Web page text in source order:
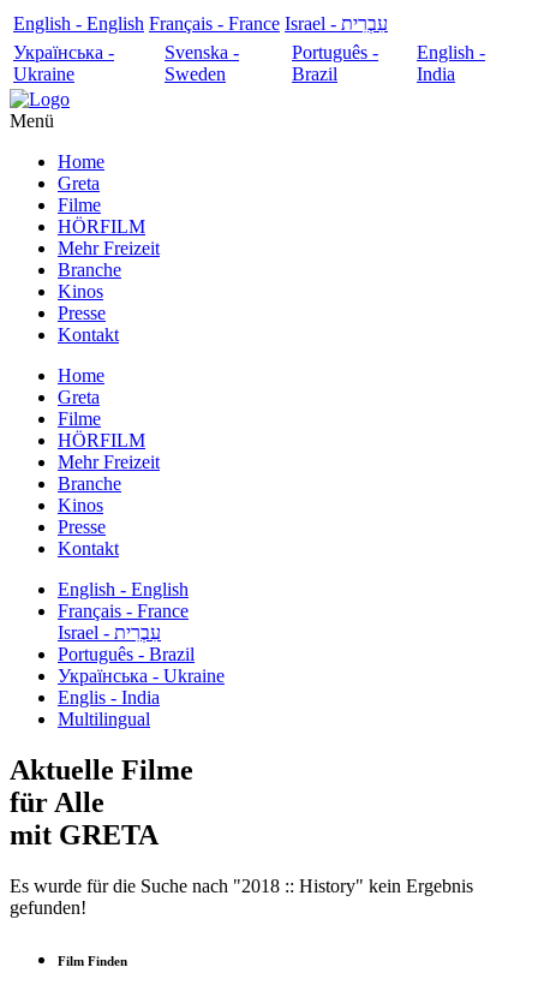
English - English Français - France
עִבְרִית - Israel
Українська -
Ukraine
Svenska -
Sweden
Português -
Brazil
English -
India
Menü
Home
Greta
Filme
HÖRFILM
Mehr Freizeit
Branche
Kinos
Presse
Kontakt
Home
Greta
Filme
HÖRFILM
Mehr Freizeit
Branche
Kinos
Presse
Kontakt
English - English
Français - France
עִבְרִית - Israel
Português - Brazil
Українська - Ukraine
Englis - India
Multilingual
Aktuelle Filme
für Alle
mit GRETA
Es wurde für die Suche nach "2018 :: History" kein Ergebnis
gefunden!
Film Finden